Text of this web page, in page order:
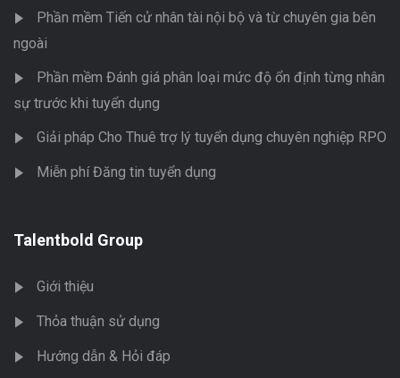
Phần mềm Tiến cử nhân tài nội bộ và từ chuyên gia bên
ngoài
Phần mềm Đánh giá phân loại mức độ ổn định từng nhân
sự trước khi tuyển dụng
Giải pháp Cho Thuê trợ lý tuyển dụng chuyên nghiệp RPO
Miễn phí Đăng tin tuyển dụng
Talentbold Group
Giới thiệu
Thỏa thuận sử dụng
Hướng dẫn & Hỏi đáp